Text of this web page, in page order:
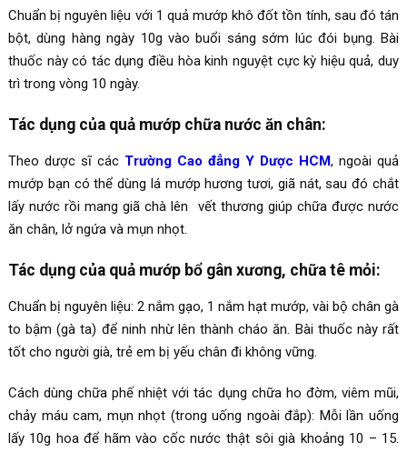
Chuẩn bị nguyên liệu với 1 quả mướp khô đốt tồn tính, sau đó tán
bột, dùng hàng ngày 10g vào buổi sáng sớm lúc đói bụng. Bài
thuốc này có tác dụng điều hòa kinh nguyệt cực kỳ hiệu quả, duy
trì trong vòng 10 ngày.
Tác dụng của quả mướp chữa nước ăn chân:
Theo dược sĩ các Trường Cao đẳng Y Dược HCM, ngoài quả
mướp bạn có thể dùng lá mướp hương tươi, giã nát, sau đó chắt
lấy nước rồi mang giã chà lên vết thương giúp chữa được nước
ăn chân, lở ngứa và mụn nhọt.
Tác dụng của quả mướp bổ gân xương, chữa tê mỏi:
Chuẩn bị nguyên liệu: 2 nắm gạo, 1 nắm hạt mướp, vài bộ chân gà
to bậm (gà ta) để ninh nhừ lên thành cháo ăn. Bài thuốc này rất
tốt cho người già, trẻ em bị yếu chân đi không vững.
Cách dùng chữa phế nhiệt với tác dụng chữa ho đờm, viêm mũi,
chảy máu cam, mụn nhọt (trong uống ngoài đắp): Mỗi lần uống
lấy 10g hoa để hãm vào cốc nước thật sôi già khoảng 10 – 15.